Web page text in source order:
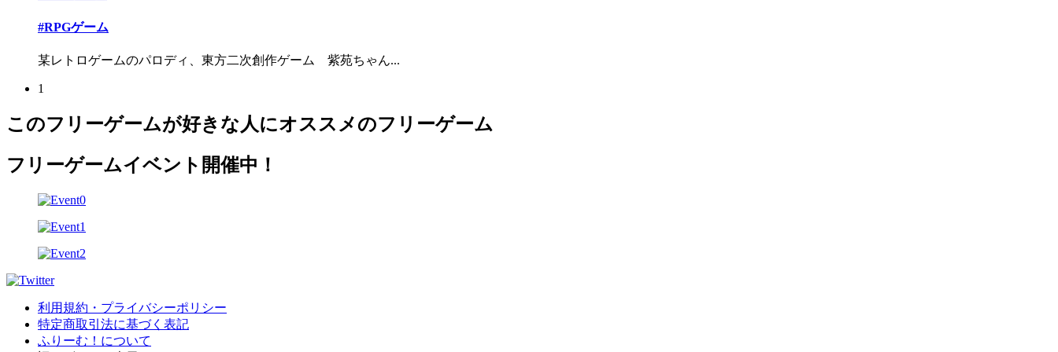
#RPGゲーム
某レトロゲームのパロディ、東方二次創作ゲーム 紫苑ちゃん...
1
このフリーゲームが好きな人にオススメのフリーゲーム
フリーゲームイベント開催中！
利用規約・プライバシーポリシー
特定商取引法に基づく表記
ふりーむ！について